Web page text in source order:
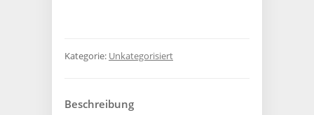
Kategorie: Unkategorisiert
Beschreibung